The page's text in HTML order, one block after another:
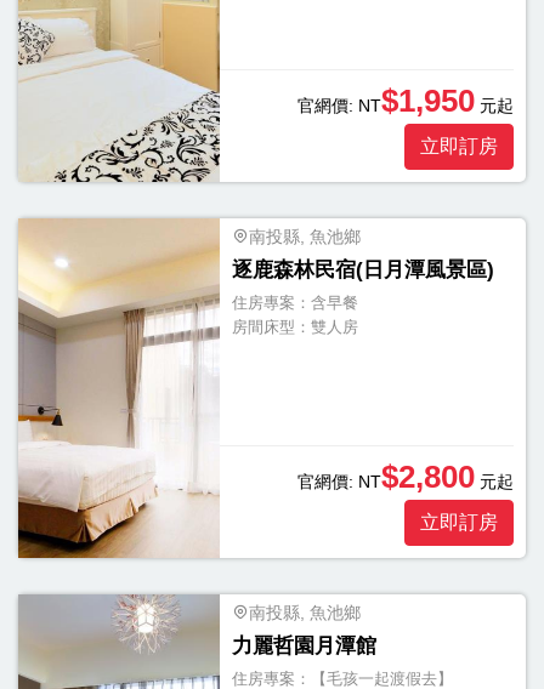
示
另
個
官網價: NT$1,950 元起
立即訂房
南投縣, 魚池鄉
逐鹿森林民宿(日月潭風景區)
住房專案： 含早餐
房間床型： 雙人房
官網價: NT$2,800 元起
立即訂房
南投縣, 魚池鄉
力麗哲園月潭館
住房專案：
【毛孩一起渡假去】